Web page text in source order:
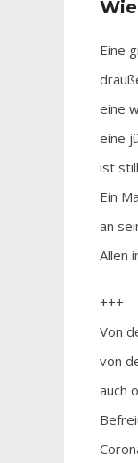
Eine
eine
eine
ist
Ein
an
Allen
+++
Von
von
auch